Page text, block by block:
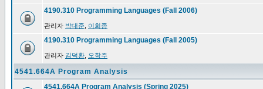
4190.310 Programming Languages (Fall 2006)
관리자 박대준 이희종
4190.310 Programming Languages (Fall 2005)
관리자 김덕환 오학주
4541.664A Program Analysis
4541.664A Program Analysis (Spring 2025)